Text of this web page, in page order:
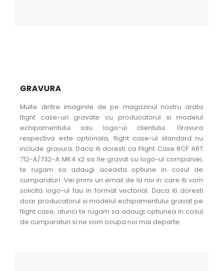
GRAVURA
Multe dintre imaginile de pe magazinul nostru arata
flight case-uri gravate cu producatorul si modelul
echipamentului sau logo-ul clientului. Gravura
respectiva este optionala, flight case-ul standard nu
include gravura. Daca iti doresti ca Flight Case RCF ART
712-A/732-A MK4 x2 sa fie gravat cu logo-ul companiei,
te rugam sa adaugi aceasta optiune in cosul de
cumparaturi. Vei primi un email de la noi in care iti vom
solicita logo-ul tau in format vectorial. Daca iti doresti
doar producatorul si modelul echipamentului gravat pe
flight case, atunci te rugam sa adaugi optiunea in cosul
de cumparaturi si ne vom ocupa noi mai departe.